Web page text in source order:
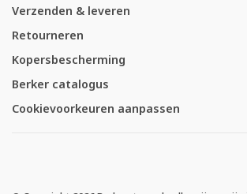
Verzenden & leveren
Retourneren
Kopersbescherming
Berker catalogus
Cookievoorkeuren aanpassen